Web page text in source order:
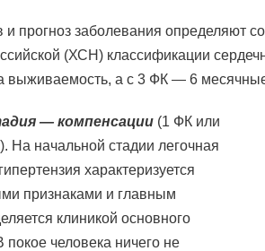
прогноз заболевания определяют
(ХСН) классификации
выживаемость, а с 3 ФК — 6
— компенсации (1 ФК или
На начальной стадии легочная
характеризуется
признаками и главным
клиникой основного
покое человека ничего не